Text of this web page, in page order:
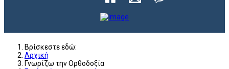
Βρίσκεστε εδώ:
Αρχική
Γνωρίζω την Ορθοδοξία